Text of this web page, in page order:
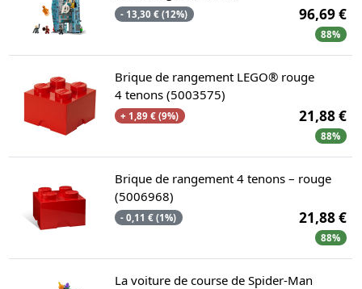
- 13,30 € (12%) 96,69 €
88%
Brique de rangement LEGO® rouge
4 tenons (5003575)
+ 1,89 € (9%) 21,88 €
88%
Brique de rangement 4 tenons – rouge
(5006968)
- 0,11 € (1%) 21,88 €
88%
La voiture de course de Spider-Man